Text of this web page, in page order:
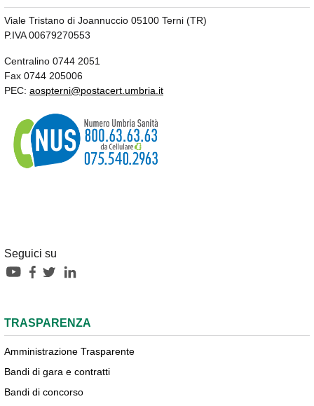
Viale Tristano di Joannuccio 05100 Terni (TR)
P.IVA 00679270553
Centralino 0744 2051
Fax 0744 205006
PEC: aospterni@postacert.umbria.it
Seguici su
TRASPARENZA
Amministrazione Trasparente
Bandi di gara e contratti
Bandi di concorso